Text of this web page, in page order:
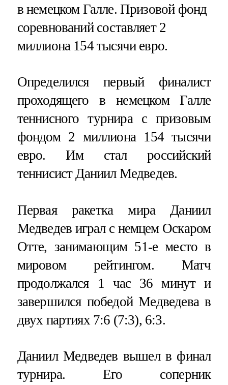
в немецком Галле. Призовой фонд
соревнований составляет 2
миллиона 154 тысячи евро.
Определился первый финалист
проходящего в немецком Галле
теннисного турнира с призовым
фондом 2 миллиона 154 тысячи
евро. Им стал российский
теннисист Даниил Медведев.
Первая ракетка мира Даниил
Медведев играл с немцем Оскаром
Отте, занимающим 51-е место в
мировом рейтингом. Матч
продолжался 1 час 36 минут и
завершился победой Медведева в
двух партиях 7:6 (7:3), 6:3.
Даниил Медведев вышел в финал
турнира. Его соперник